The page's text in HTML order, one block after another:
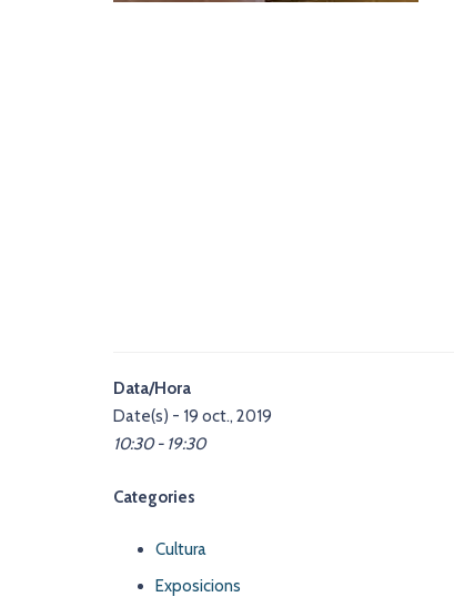
Data/Hora
Date(s) - 19 oct., 2019
10:30 - 19:30
Categories
Cultura
Exposicions